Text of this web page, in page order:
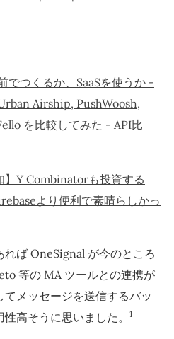
でつくるか、SaaSを使うか -
Airship, PushWoosh,
を比較してみた - API比
】Y Combinatorも投資する
より便利で素晴らしかっ
ば OneSignal が今のところ
等の MA ツールとの連携が
メッセージを送信するバッ
高そうに思いました。
1